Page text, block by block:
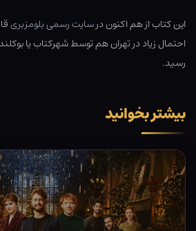
این کتاب از هم اکنون درسایت رسمی بلومزبری
احتمال زیاد در تهران هم توسط شهرکتاب یا
رسید.
بیشتر بخوانید